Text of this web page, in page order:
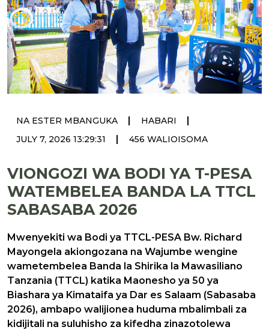
NA ESTER MBANGUKA | HABARI |
JULY 7, 2026 13:29:31 | 456 WALIOISOMA
VIONGOZI WA BODI YA T-PESA
WATEMBELEA BANDA LA TTCL
SABASABA 2026
Mwenyekiti wa Bodi ya TTCL-PESA Bw. Richard
Mayongela akiongozana na Wajumbe wengine
wametembelea Banda la Shirika la Mawasiliano
Tanzania (TTCL) katika Maonesho ya 50 ya
Biashara ya Kimataifa ya Dar es Salaam (Sabasaba
2026), ambapo walijionea huduma mbalimbali za
kidijitali na suluhisho za kifedha zinazotolewa